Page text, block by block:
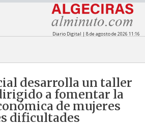
Diario Digital | 8 de agosto de 2026 11:16
desarrolla un taller
a fomentar la
de mujeres
dificultades